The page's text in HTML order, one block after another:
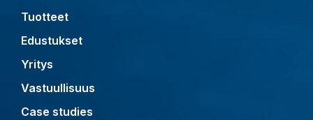
Tuotteet
Edustukset
Yritys
Vastuullisuus
Case studies